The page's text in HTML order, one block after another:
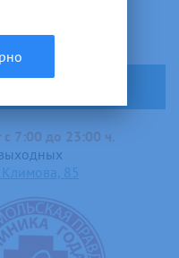
7:00 до 23:00 ч.
Климова, 85